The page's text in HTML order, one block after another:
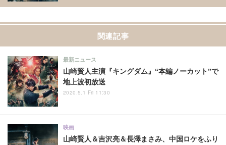
関連記事
山崎賢人主演『キングダム』“本編ノーカット”で
地上波初放送
最新ニュース
2020.5.1 Fri 11:30
山崎賢人＆吉沢亮＆長澤まさみ、中国ロケをふり
映画